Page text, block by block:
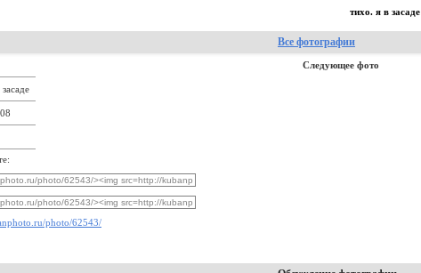
тихо. я в засаде
Все фотографии
photo/62543/
Следующее фото